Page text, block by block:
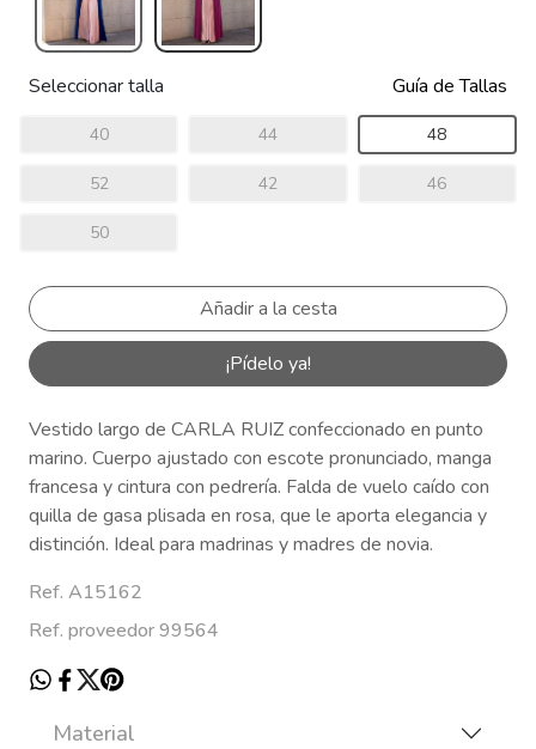
Seleccionar talla Guía de Tallas
40 44 48
52 42 46
50
¡Pídelo ya!
Vestido largo de CARLA RUIZ confeccionado en punto
marino. Cuerpo ajustado con escote pronunciado, manga
francesa y cintura con pedrería. Falda de vuelo caído con
quilla de gasa plisada en rosa, que le aporta elegancia y
distinción. Ideal para madrinas y madres de novia.
Ref. A15162
Ref. proveedor 99564
Material